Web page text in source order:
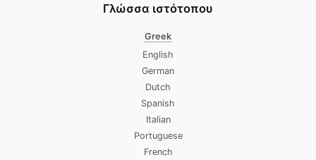
Γλώσσα ιστότοπου
Greek
English
German
Dutch
Spanish
Italian
Portuguese
French